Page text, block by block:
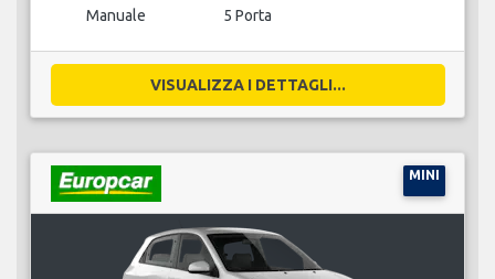
Manuale 5 Porta
VISUALIZZA I DETTAGLI...
MINI